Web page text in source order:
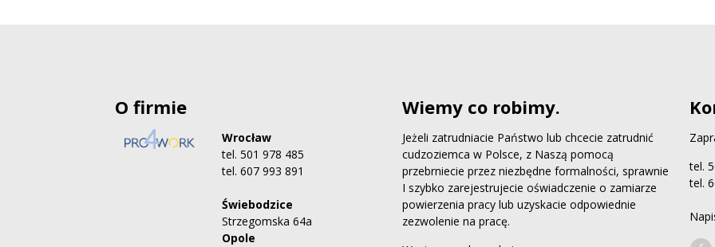
O firmie
Wrocław
tel. 501 978 485
tel. 607 993 891
Świebodzice
Strzegomska 64a
Opole
Wiemy co robimy.
Jeżeli zatrudniacie Państwo lub chcecie zatrudnić
cudzoziemca w Polsce, z Naszą pomocą
przebrniecie przez niezbędne formalności, sprawnie
I szybko zarejestrujecie oświadczenie o zamiarze
powierzenia pracy lub uzyskacie odpowiednie
zezwolenie na pracę.
tel.
tel.